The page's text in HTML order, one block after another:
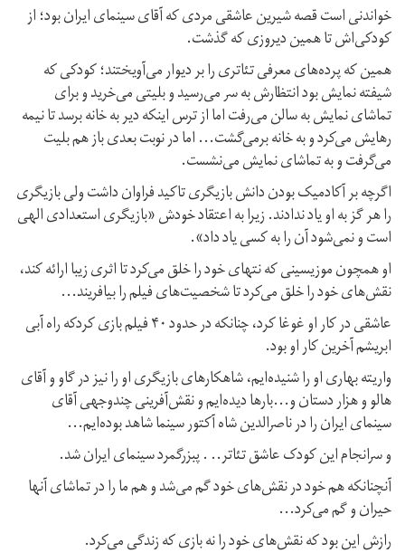
خواندنی است قصه شیرین عاشقی مردی که آقای سینمای ایران بود؛ از
کودکی‌اش تا همین دیروزی که گذشت.
همین که پرده‌های معرفی تئاتری را بر دیوار می‌آویختند؛ کودکی که
شیفته نمایش بود انتظارش به سر می‌رسید و بلیتی می‌خرید و برای
تماشای نمایش به سالن می‌رفت اما از ترس اینکه دیر به خانه برسد تا نیمه
رهایش می‌کرد و به خانه بر‌می‌گشت... اما در نوبت بعدی باز هم بلیت
می‌گرفت و به تماشای‌ نمایش می‌نشست.
اگرچه بر آکادمیک بودن دانش بازیگری تاکید فراوان داشت ولی بازیگری
را هر گز به او یاد ندادند. زیرا به اعتقاد خودش «بازیگری استعدادی الهی
است و نمی‌شود آن را به کسی یاد داد».
او همچون موزیسینی که نتهای خود را خلق می‌کرد تا اثری زیبا ارائه کند،
نقش‌های خود را خلق می‌کرد تا شخصیت‌های فیلم را بیافریند...
عاشقی در کار او غوغا کرد، چنانکه در حدود ۴۰ فیلم بازی کردکه راه آبی
ابریشم آخرین کار او بود.
واریته بهاری او را شنیده‌ایم، شاهکارهای بازیگری او را نیز در گاو و آقای
هالو و هزار دستان و...بارها دیده‌ایم و نقش‌آفرینی چند‌وجهی آقای
سینمای ایران را در ناصر‌الدین شاه آکتور سینما شاهد بوده‌ایم...
و سرانجام این کودک عاشق تئاتر.. . پبزرگمرد سینمای ایران شد.
آنچنانکه هم خود در نقش‌های خود گم می‌شد و هم ما را در تماشای آنها
حیران و گم می‌کرد...
رازش این بود که نقش‌های خود را نه بازی که زندگی می‌کرد.